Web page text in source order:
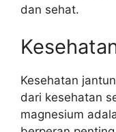
dan sehat.
Kesehatan
dari kesehatan
magnesium